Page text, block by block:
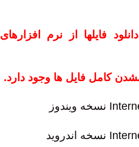
فایلها از نرم افزارهای
کامل فایل ها وجود دارد.